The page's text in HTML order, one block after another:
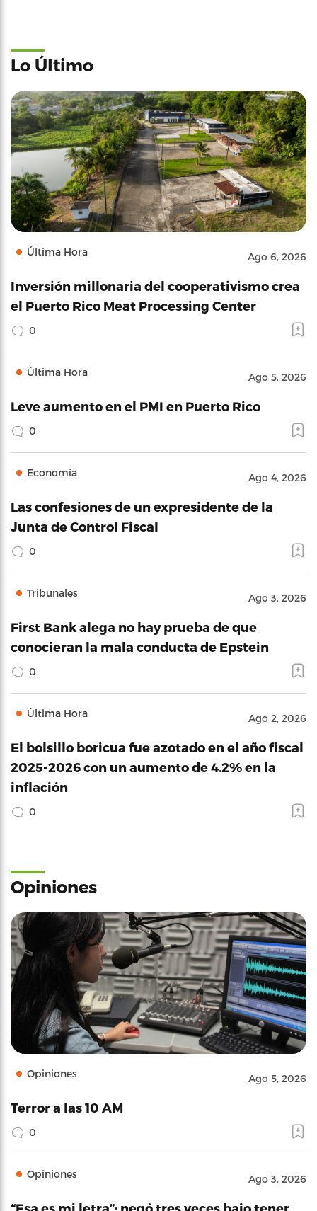
Lo Último
Última Hora Ago 6, 2026
Inversión millonaria del cooperativismo crea
el Puerto Rico Meat Processing Center
0
Última Hora Ago 5, 2026
Leve aumento en el PMI en Puerto Rico
0
Economía Ago 4, 2026
Las confesiones de un expresidente de la
Junta de Control Fiscal
0
Tribunales Ago 3, 2026
First Bank alega no hay prueba de que
conocieran la mala conducta de Epstein
0
Última Hora Ago 2, 2026
El bolsillo boricua fue azotado en el año fiscal
2025-2026 con un aumento de 4.2% en la
inflación
0
Opiniones
Opiniones Ago 5, 2026
Terror a las 10 AM
0
Opiniones Ago 3, 2026
“Esa es mi letra”: negó tres veces bajo tener